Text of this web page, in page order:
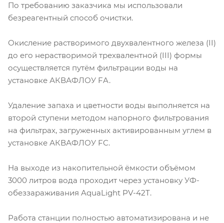
По требованию заказчика мы использовали
безреагентный способ очистки.
Окисление растворимого двухвалентного железа (II)
до его нерастворимой трехвалентной (III) формы
осуществляется путём фильтрации воды на
установке АКВАФЛОУ FA.
Удаление запаха и цветности воды выполняется на
второй ступени методом напорного фильтрования
на фильтрах, загруженных активированным углем в
установке АКВАФЛОУ FC.
На выходе из накопительной ёмкости объёмом
3000 литров вода проходит через установку УФ-
обеззараживания AquaLight PV-42T.
Работа станции полностью автоматизирована и не